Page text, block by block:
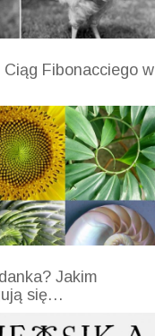
Fibonacciego w
Jakim
się…